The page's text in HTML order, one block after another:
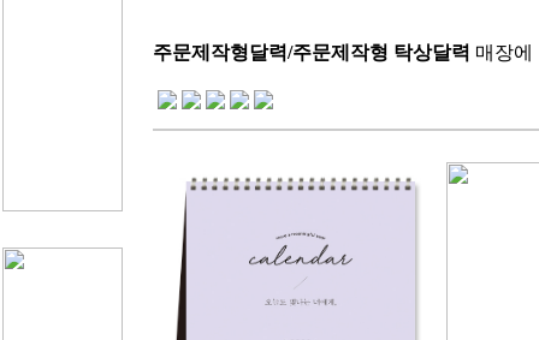
주문제작형달력/주문제작형 탁상달력 매장에